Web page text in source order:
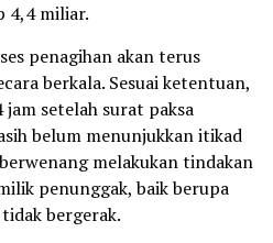
4,4 miliar.
penagihan akan terus
berkala. Sesuai ketentuan,
setelah surat paksa
belum menunjukkan itikad
melakukan tindakan
penunggak, baik berupa
bergerak.